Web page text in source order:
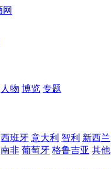
人物 博览 专题
西班牙 意大利 智利 新西兰
南非 葡萄牙 格鲁吉亚 其他